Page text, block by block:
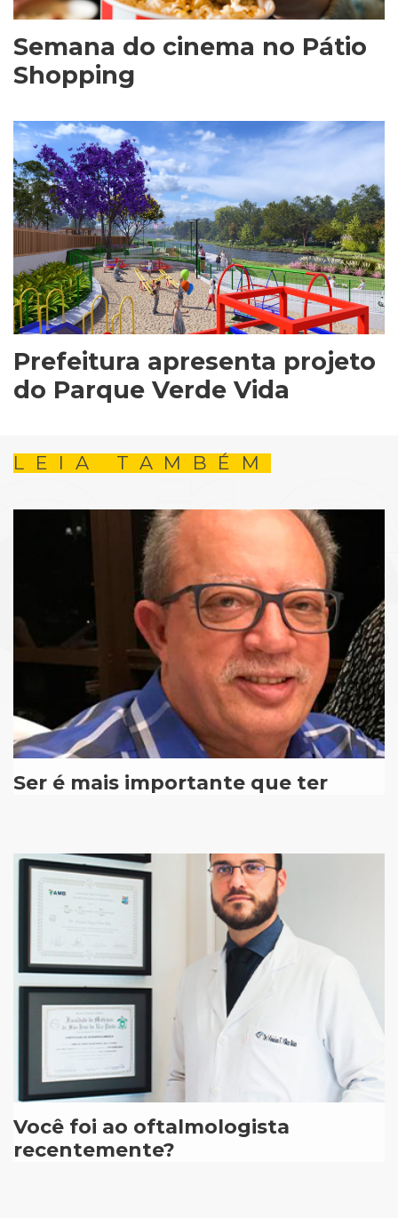
Semana do cinema no Pátio
Shopping
Prefeitura apresenta projeto
do Parque Verde Vida
LEIA TAMBÉM
Ser é mais importante que ter
Você foi ao oftalmologista
recentemente?